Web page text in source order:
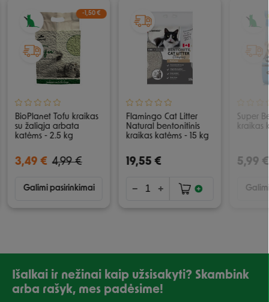
-1,50 €
BioPlanet Tofu kraikas
su žaliąja arbata
katėms - 2.5 kg
3,49 € 4,99 €
Galimi pasirinkimai
Flamingo Cat Litter
Natural bentonitinis
kraikas katėms - 15 kg
19,55 €
Super
kraikas
5,99 €
Išalkai ir nežinai kaip užsisakyti? Skambink
arba rašyk, mes padėsime!